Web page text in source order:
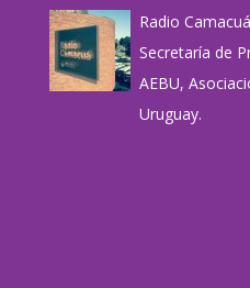
Radio
Secretaría de
AEBU,
Uruguay.